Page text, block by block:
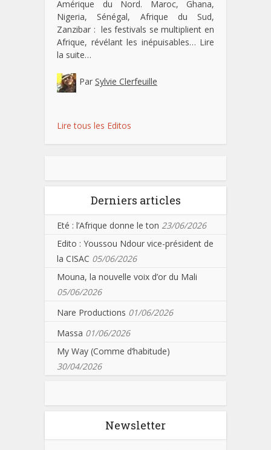
Amérique du Nord. Maroc, Ghana,
Nigeria, Sénégal, Afrique du Sud,
Zanzibar : les festivals se multiplient en
Afrique, révélant les inépuisables… Lire
la suite…
Par Sylvie Clerfeuille
Lire tous les Editos
Derniers articles
Eté : l’Afrique donne le ton 23/06/2026
Edito : Youssou Ndour vice-président de
la CISAC 05/06/2026
Mouna, la nouvelle voix d’or du Mali
05/06/2026
Nare Productions 01/06/2026
Massa 01/06/2026
My Way (Comme d’habitude)
30/04/2026
Newsletter